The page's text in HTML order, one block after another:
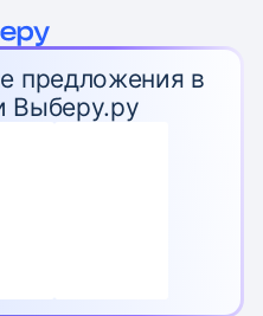
предложения в
Выберу.ру